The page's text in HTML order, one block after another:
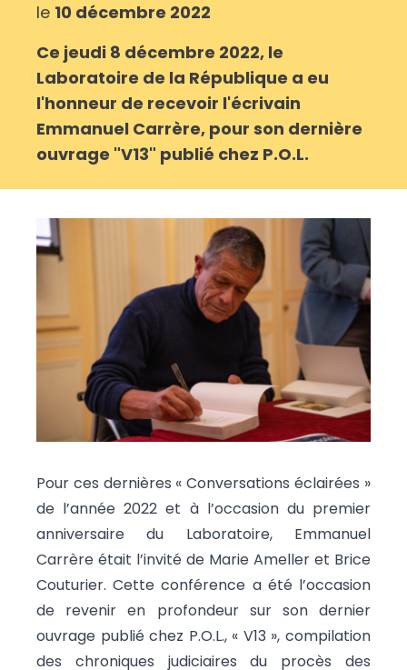
le 10 décembre 2022
Ce jeudi 8 décembre 2022, le
Laboratoire de la République a eu
l'honneur de recevoir l'écrivain
Emmanuel Carrère, pour son dernière
ouvrage "V13" publié chez P.O.L.
Pour ces dernières « Conversations éclairées »
de l’année 2022 et à l’occasion du premier
anniversaire du Laboratoire, Emmanuel
Carrère était l’invité de Marie Ameller et Brice
Couturier. Cette conférence a été l’occasion
de revenir en profondeur sur son dernier
ouvrage publié chez P.O.L., « V13 », compilation
des chroniques judiciaires du procès des